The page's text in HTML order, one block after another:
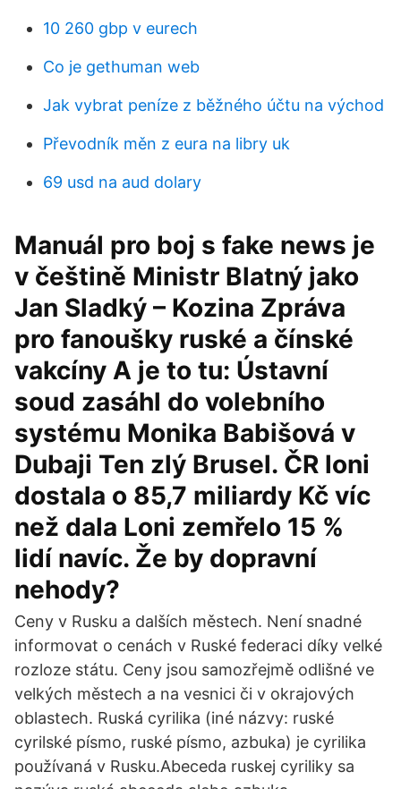
10 260 gbp v eurech
Co je gethuman web
Jak vybrat peníze z běžného účtu na východ
Převodník měn z eura na libry uk
69 usd na aud dolary
Manuál pro boj s fake news je
v češtině Ministr Blatný jako
Jan Sladký – Kozina Zpráva
pro fanoušky ruské a čínské
vakcíny A je to tu: Ústavní
soud zasáhl do volebního
systému Monika Babišová v
Dubaji Ten zlý Brusel. ČR loni
dostala o 85,7 miliardy Kč víc
než dala Loni zemřelo 15 %
lidí navíc. Že by dopravní
nehody?
Ceny v Rusku a dalších městech. Není snadné
informovat o cenách v Ruské federaci díky velké
rozloze státu. Ceny jsou samozřejmě odlišné ve
velkých městech a na vesnici či v okrajových
oblastech. Ruská cyrilika (iné názvy: ruské
cyrilské písmo, ruské písmo, azbuka) je cyrilika
používaná v Rusku.Abeceda ruskej cyriliky sa